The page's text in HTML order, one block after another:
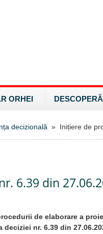
ORHEI
decizională » Inițiere de
6.39 din
de elaborare a
nr. 6.39 din